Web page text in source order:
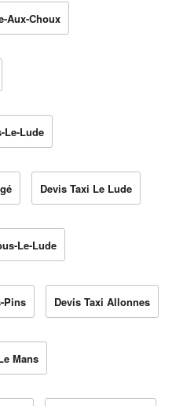
Aux-Choux
Le-Lude
Devis Taxi Le Lude
Le-Lude
Pins Devis Taxi Allonnes
Mans